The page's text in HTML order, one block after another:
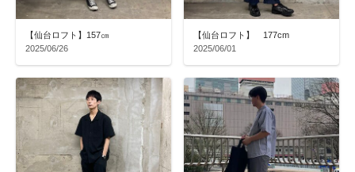
【仙台ロフト】157㎝
2025/06/26
【仙台ロフト】 177cm
2025/06/01